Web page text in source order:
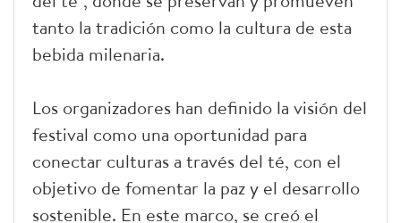
tanto la tradición como la cultura de esta
bebida milenaria.
Los organizadores han definido la visión del
festival como una oportunidad para
conectar culturas a través del té, con el
objetivo de fomentar la paz y el desarrollo
sostenible. En este marco, se creó el